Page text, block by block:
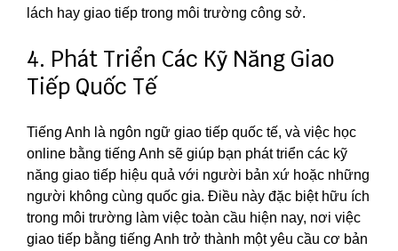
lách hay giao tiếp trong môi trường công sở.
4. Phát Triển Các Kỹ Năng Giao
Tiếp Quốc Tế
Tiếng Anh là ngôn ngữ giao tiếp quốc tế, và việc học
online bằng tiếng Anh sẽ giúp bạn phát triển các kỹ
năng giao tiếp hiệu quả với người bản xứ hoặc những
người không cùng quốc gia. Điều này đặc biệt hữu ích
trong môi trường làm việc toàn cầu hiện nay, nơi việc
giao tiếp bằng tiếng Anh trở thành một yêu cầu cơ bản